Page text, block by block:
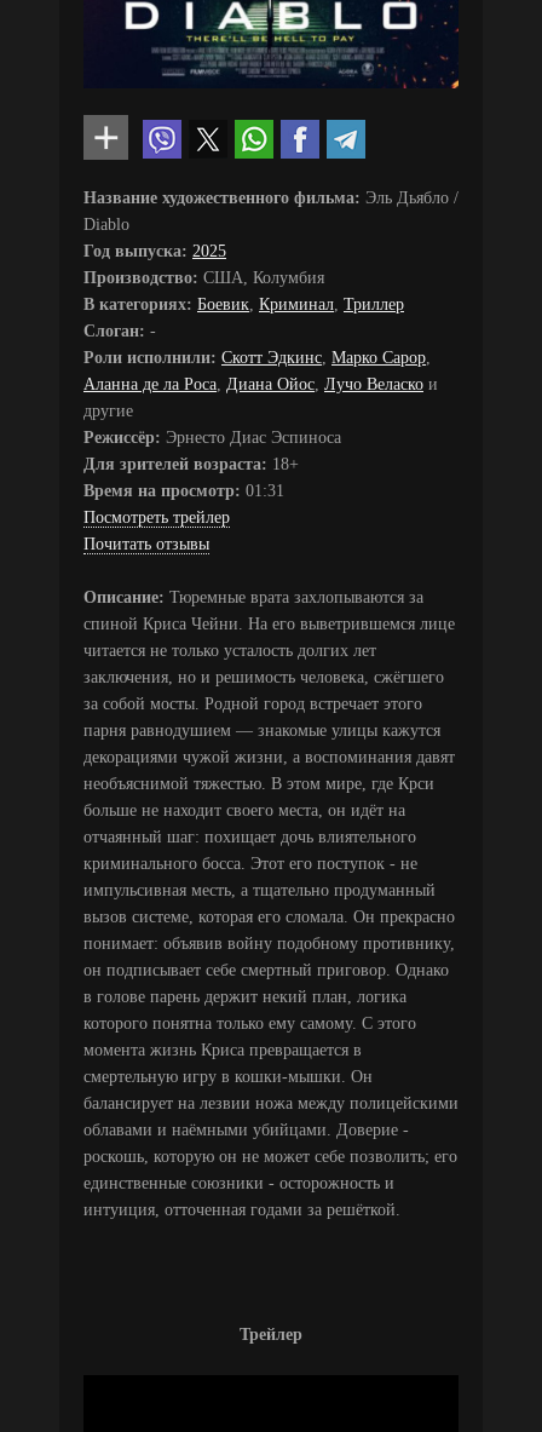
Название художественного фильма: Эль Дьябло /
Diablo
Год выпуска: 2025
Производство: США, Колумбия
В категориях: Боевик Криминал Триллер
Слоган: -
Роли исполнили: Скотт Эдкинс Марко Сарор
Аланна де ла Роса Диана Ойос Лучо Веласко и
другие
Режиссёр: Эрнесто Диас Эспиноса
Для зрителей возраста: 18+
Время на просмотр: 01:31
Посмотреть трейлер
Почитать отзывы
Описание: Тюремные врата захлопываются за
спиной Криса Чейни. На его выветрившемся лице
читается не только усталость долгих лет
заключения, но и решимость человека, сжёгшего
за собой мосты. Родной город встречает этого
парня равнодушием — знакомые улицы кажутся
декорациями чужой жизни, а воспоминания давят
необъяснимой тяжестью. В этом мире, где Крси
больше не находит своего места, он идёт на
отчаянный шаг: похищает дочь влиятельного
криминального босса. Этот его поступок - не
импульсивная месть, а тщательно продуманный
вызов системе, которая его сломала. Он прекрасно
понимает: объявив войну подобному противнику,
он подписывает себе смертный приговор. Однако
в голове парень держит некий план, логика
которого понятна только ему самому. С этого
момента жизнь Криса превращается в
смертельную игру в кошки-мышки. Он
балансирует на лезвии ножа между полицейскими
облавами и наёмными убийцами. Доверие -
роскошь, которую он не может себе позволить; его
единственные союзники - осторожность и
интуиция, отточенная годами за решёткой.
Трейлер